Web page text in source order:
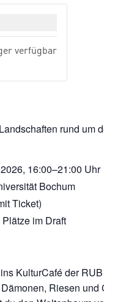
verfügbar
rund um den
16:00–21:00 Uhr
Bochum
Ticket)
im Draft
KulturCafé der RUB und
Riesen und